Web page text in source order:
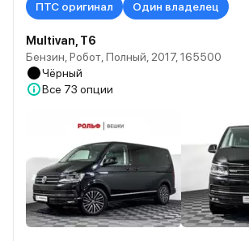
ПТС оригинал Один владелец
Multivan, T6
Бензин, Робот, Полный, 2017, 165500
Чёрный
Все 73 опции